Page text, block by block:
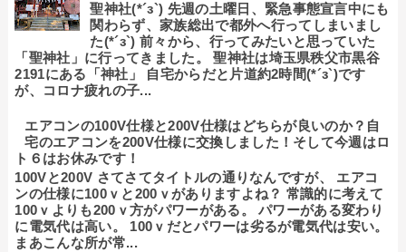
聖神社(*´з`) 先週の土曜日、緊急事態宣言中にも
関わらず、家族総出で都外へ行ってしまいまし
た(*´з`) 前々から、行ってみたいと思っていた
「聖神社」に行ってきました。 聖神社は埼玉県秩父市黒谷
2191にある「神社」 自宅からだと片道約2時間(*´з`)です
が、コロナ疲れの子...
エアコンの100V仕様と200V仕様はどちらが良いのか？自
宅のエアコンを200V仕様に交換しました！そして今週はロ
ト６はお休みです！
100Vと200V さてさてタイトルの通りなんですが、 エアコ
ンの仕様に100ｖと200ｖがありますよね？ 常識的に考えて
100ｖよりも200ｖ方がパワーがある。 パワーがある変わり
に電気代は高い。 100ｖだとパワーは劣るが電気代は安い。
まあこんな所が常...